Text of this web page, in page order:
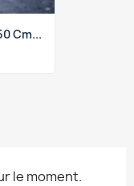
Cm...
le moment.